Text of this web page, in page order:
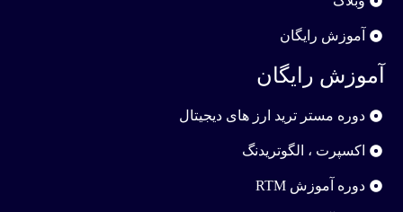
آموزش رایگان
آموزش رایگان
دوره مستر ترید ارز های دیجیتال
اکسپرت ، الگوتریدنگ
دوره آموزش RTM